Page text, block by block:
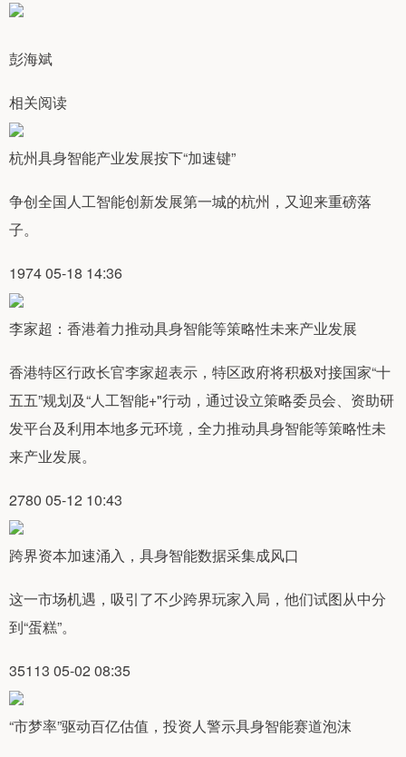
彭海斌
相关阅读
杭州​具身智能产业发展按下“加速键”
争创全国人工智能创新发展第一城的杭州，又迎来重磅落
子。
1974 05-18 14:36
李家超：香港着力推动具身智能等策略性未来产业发展
香港特区行政长官李家超表示，特区政府将积极对接国家“十
五五”规划及“人工智能+"行动，通过设立策略委员会、资助研
发平台及利用本地多元环境，全力推动具身智能等策略性未
来产业发展。
2780 05-12 10:43
跨界资本加速涌入，具身智能数据采集成风口
这一市场机遇，吸引了不少跨界玩家入局，他们试图从中分
到“蛋糕”。
35113 05-02 08:35
“市梦率”驱动百亿估值，投资人警示具身智能赛道泡沫